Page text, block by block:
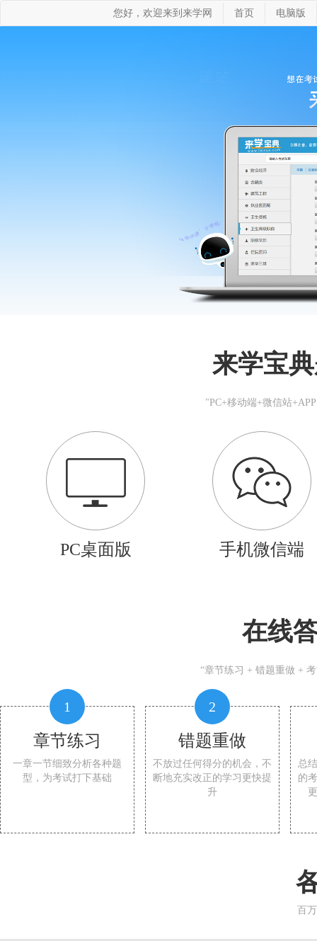
您好，欢迎来到来学网 首页 电脑版
来学宝
"PC+移动端+微信站
PC桌面版 手机微信端
在线
“章节练习 + 错题重做 +
1
章节练习
一章一节细致分析各种题
型，为考试打下基础
2
错题重做
不放过任何得分的机会，不
断地充实改正的学习更快提
升
总
的
百